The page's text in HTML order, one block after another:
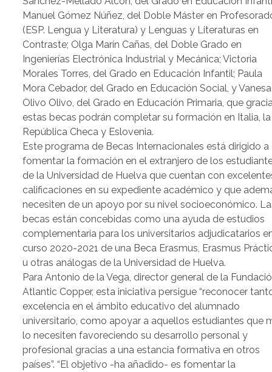
Manuel Gómez Núñez, del Doble Máster en
(ESP. Lengua y Literatura) y Lenguas y Literaturas en
Contraste; Olga Marín Cañas, del Doble Grado en
Ingenierías Electrónica Industrial y Mecánica; Victoria
Morales Torres, del Grado en Educación Infantil; Paula
Mora Cebador, del Grado en Educación Social, y Vanesa
Olivo Olivo, del Grado en Educación Primaria, que
estas becas podrán completar su formación en Italia, la
República Checa y Eslovenia.
Este programa de Becas Internacionales está dirigido a
fomentar la formación en el extranjero de los
de la Universidad de Huelva que cuentan con
calificaciones en su expediente académico y que
necesiten de un apoyo por su nivel socioeconómico.
becas están concebidas como una ayuda de estudios
complementaria para los universitarios adjudicatarios
curso 2020-2021 de una Beca Erasmus, Erasmus
u otras análogas de la Universidad de Huelva.
Para Antonio de la Vega, director general de la
Atlantic Copper, esta iniciativa persigue “reconocer
excelencia en el ámbito educativo del alumnado
universitario, como apoyar a aquellos estudiantes que
lo necesiten favoreciendo su desarrollo personal y
profesional gracias a una estancia formativa en otros
países”. “El objetivo -ha añadido- es fomentar la